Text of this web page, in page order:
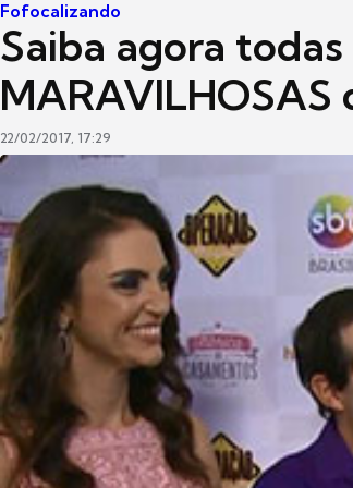
Fofocalizando
Saiba agora
MARAVILHOSAS
22/02/2017, 17:29